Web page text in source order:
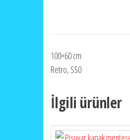
100×60 cm
Retro, S50
İlgili ürünler